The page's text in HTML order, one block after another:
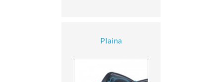
Plaina